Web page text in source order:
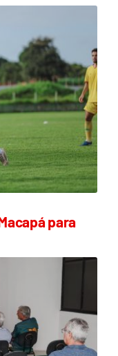
para